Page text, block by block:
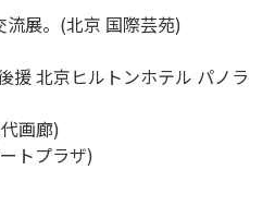
流展。(北京 国際芸苑)
援 北京ヒルトンホテル パノラ
画廊)
トプラザ)